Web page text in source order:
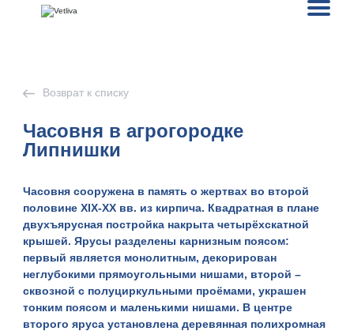
Возврат к списку
Часовня в агрогородке
Липнишки
Часовня сооружена в память о жертвах во второй
половине ХIХ-ХХ вв. из кирпича. Квадратная в плане
двухъярусная постройка накрыта четырёхскатной
крышей. Ярусы разделены карнизным поясом:
первый является монолитным, декорирован
неглубокими прямоугольными нишами, второй –
сквозной с полуциркульными проёмами, украшен
тонким поясом и маленькими нишами. В центре
второго яруса установлена деревянная полихромная